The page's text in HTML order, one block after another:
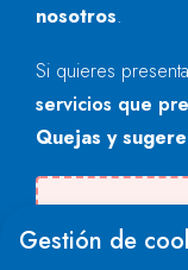
nosotros.
Si quieres
servicios que
Quejas y
"text" field.
Gestión de